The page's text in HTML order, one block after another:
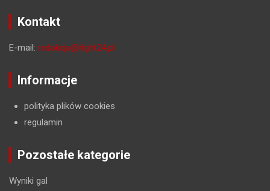
Kontakt
E-mail: redakcja@fight24.pl
Informacje
polityka plików cookies
regulamin
Pozostałe kategorie
Wyniki gal